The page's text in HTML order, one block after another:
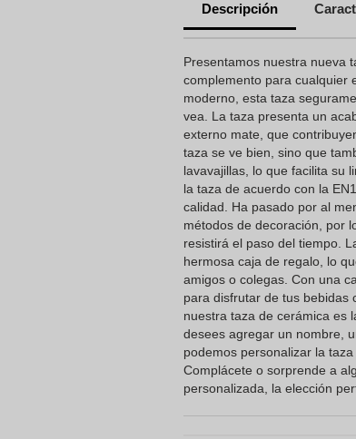
Descripción
Presentamos nuestra nueva
complemento para cualquier
moderno, esta taza
vea. La taza presenta un
externo mate, que
taza se ve bien, sino que
lavavajillas, lo que facilita su
la taza de acuerdo con la
calidad. Ha pasado por al
métodos de decoración, por
resistirá el paso del tiempo.
hermosa caja de regalo, lo
amigos o colegas. Con una
para disfrutar de tus bebidas
nuestra taza de cerámica es
desees agregar un nombre,
podemos personalizar la
Complácete o sorprende a
personalizada, la elección